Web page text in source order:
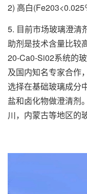
2) 高白
5. 目前市场玻璃澄清
助剂是技术含量比较
20-Ca0-Si02系统的
及国内知名专家合作
选择在基础玻璃成分
盐和卤化物做澄清剂
川，内蒙古等地区的